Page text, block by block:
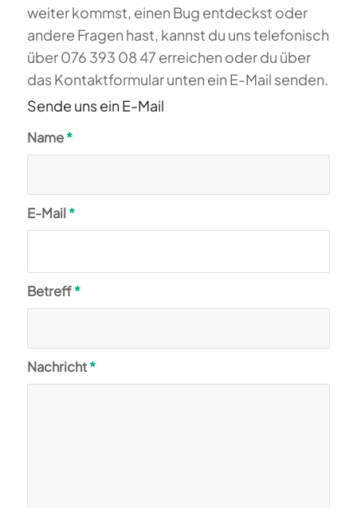
weiter kommst, einen Bug entdeckst oder
andere Fragen hast, kannst du uns telefonisch
über 076 393 08 47 erreichen oder du über
das Kontaktformular unten ein E-Mail senden.
Sende uns ein E-Mail
Name*
E-Mail*
Betreff*
Nachricht*